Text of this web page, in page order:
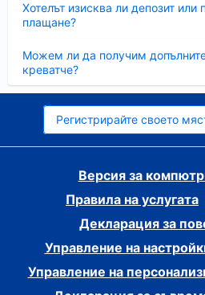
Хотелът изисква ли депозит или
плащане?
Можем ли да получим
креватче?
Регистрирайте своето
Версия за
Правила на услугата
Декларация за
Управление на
Управление на